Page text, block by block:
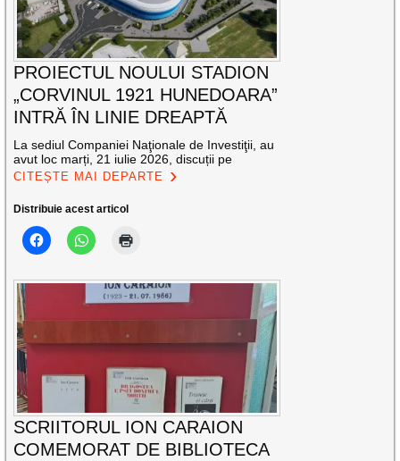
PROIECTUL NOULUI STADION
„CORVINUL 1921 HUNEDOARA”
INTRĂ ÎN LINIE DREAPTĂ
La sediul Companiei Naţionale de Investiţii, au
avut loc marți, 21 iulie 2026, discuții pe
CITEȘTE MAI DEPARTE
Distribuie acest articol
SCRIITORUL ION CARAION
COMEMORAT DE BIBLIOTECA